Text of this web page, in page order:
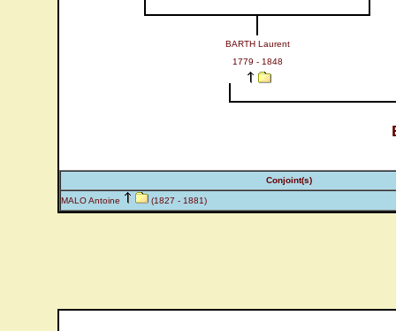
BARTH Laurent
1779 - 1848
Conjoint(s)
MALO Antoine (1827 - 1881)